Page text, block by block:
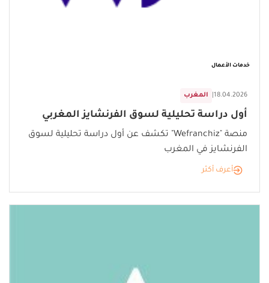
خدمات الأعمال
المغرب 18.04.2026
أول دراسة تحليلية لسوق الفرنشايز المغربي
منصة "Wefranchiz" تكشف عن أول دراسة تحليلية لسوق
الفرنشايز في المغرب
أعرف أكثر